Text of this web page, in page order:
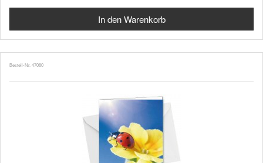
Bestell-Nr. 47080